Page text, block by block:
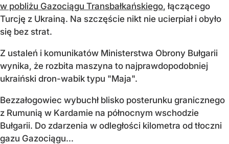
w pobliżu Gazociągu Transbałkańskiego, łączącego
Turcję z Ukrainą. Na szczęście nikt nie ucierpiał i obyło
się bez strat.
Z ustaleń i komunikatów Ministerstwa Obrony Bułgarii
wynika, że rozbita maszyna to najprawdopodobniej
ukraiński dron-wabik typu "Maja".
Bezzałogowiec wybuchł blisko posterunku granicznego
z Rumunią w Kardamie na północnym wschodzie
Bułgarii. Do zdarzenia w odległości kilometra od tłoczni
gazu Gazociągu...